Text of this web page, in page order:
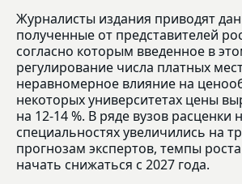
Журналисты издания приводят
полученные от представителей
согласно которым введенное в
регулирование числа платных
неравномерное влияние на
некоторых университетах цены
на 12-14 %. В ряде вузов расценки
специальностях увеличились на
прогнозам экспертов, темпы
начать снижаться с 2027 года.